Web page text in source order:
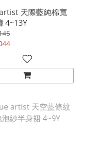
天際藍純棉寬
4~13Y